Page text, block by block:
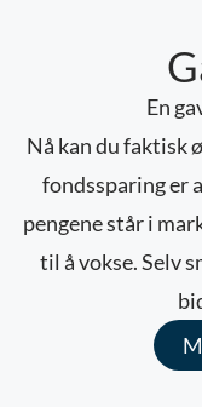
En
Nå kan du faktisk
fondssparing er
pengene står i
til å vokse. Selv